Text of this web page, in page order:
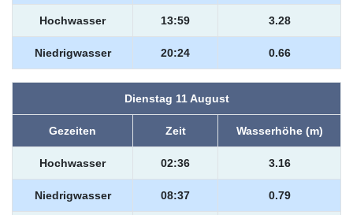
Hochwasser 13:59 3.28
Niedrigwasser 20:24 0.66
Dienstag 11 August
Gezeiten Zeit Wasserhöhe (m)
Hochwasser 02:36 3.16
Niedrigwasser 08:37 0.79